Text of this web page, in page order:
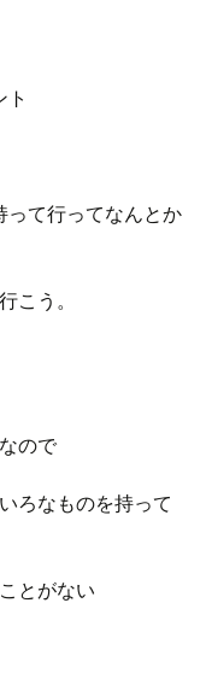
って行ってなんとか
こう。
ので
ろなものを持って
とがない